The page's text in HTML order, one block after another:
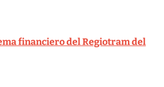
financiero del Regiotram del